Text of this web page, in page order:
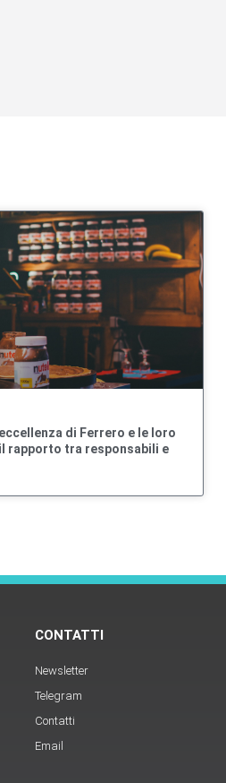
di Ferrero e le loro
rapporto tra responsabili e
CONTATTI
Newsletter
Telegram
Contatti
Email